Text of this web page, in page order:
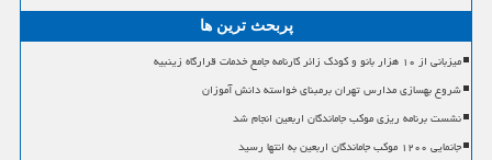
پربحث ترین ها
میزبانی از ۱۰ هزار بانو و کودک زائر کارنامه جامع خدمات قرارگاه زینبیه
شروع بهسازی مدارس تهران برمبنای خواسته دانش آموزان
نشست برنامه ریزی موکب جاماندگان اربعین انجام شد
جانمایی ۱۲۰۰ موکب جاماندگان اربعین به انتها رسید